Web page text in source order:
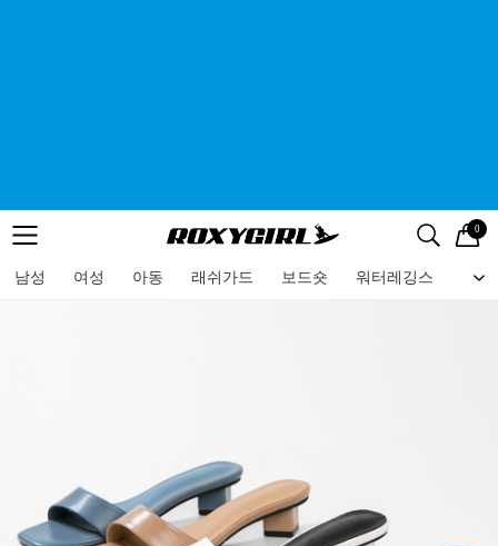
메뉴 검색
로고 0
남성 여성 아동 래쉬가드 보드숏 워터레깅스 비
메뉴